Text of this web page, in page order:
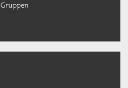
Gruppen